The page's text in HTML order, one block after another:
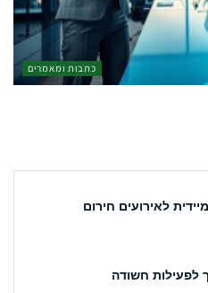
כתבות ומאמרים
לאירועים חירום
חשודה